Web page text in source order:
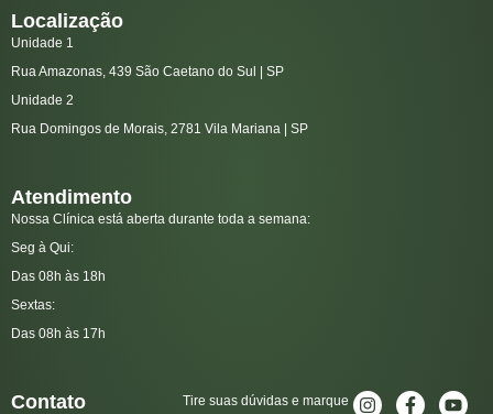
Atendimento
Nossa Clínica está aberta durante toda a semana:
Seg à Qui:
Das 08h às 18h
Sextas:
Das 08h às 17h
Localização
Unidade 1
Rua Amazonas, 439 São Caetano do Sul | SP
Unidade 2
Rua Domingos de Morais, 2781 Vila Mariana | SP
Contato
Tire suas dúvidas e marque